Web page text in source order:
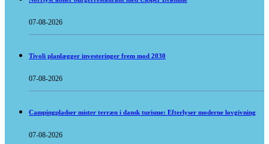
07-08-2026
Tivoli planlægger investeringer frem mod 2030
07-08-2026
Campingpladser mister terræn i dansk turisme: Efterlyser moderne lovgivning
07-08-2026